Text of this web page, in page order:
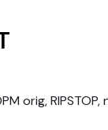
orig, RIPSTOP,